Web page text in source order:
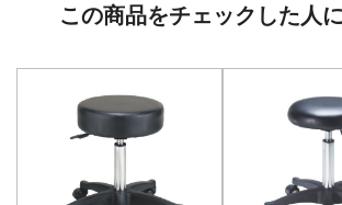
この商品をチェックした人